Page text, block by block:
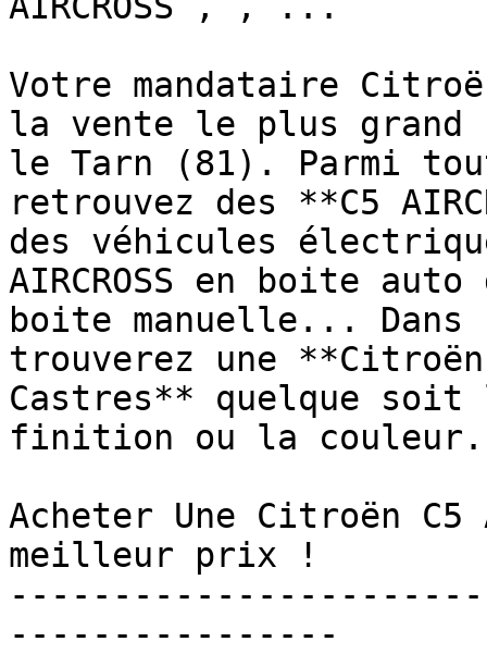
Votre mandataire
la vente le plus grand
le Tarn (81). Parmi
retrouvez des **C5
des véhicules
AIRCROSS en boite
boite manuelle...
trouverez une **Citroën
Castres** quelque
finition ou la couleur.
Acheter Une Citroën C5
meilleur prix !
----------------